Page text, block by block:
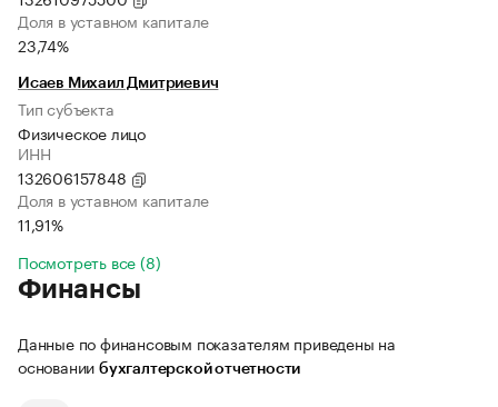
Доля в уставном капитале
23,74%
Исаев Михаил Дмитриевич
Тип субъекта
Физическое лицо
ИНН
132606157848
Доля в уставном капитале
11,91%
Посмотреть все (8)
Финансы
Данные по финансовым показателям приведены на
основании бухгалтерской отчетности